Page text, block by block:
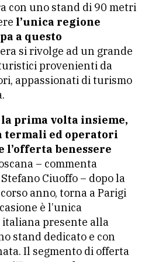
con uno stand di 90 metri
l’unica regione
a questo
si rivolge ad un grande
provenienti da
appassionati di turismo
prima volta insieme,
termali ed operatori
benessere
– commenta
Ciuoffo – dopo la
anno, torna a Parigi
è l’unica
presente alla
stand dedicato e con
Il segmento di offerta